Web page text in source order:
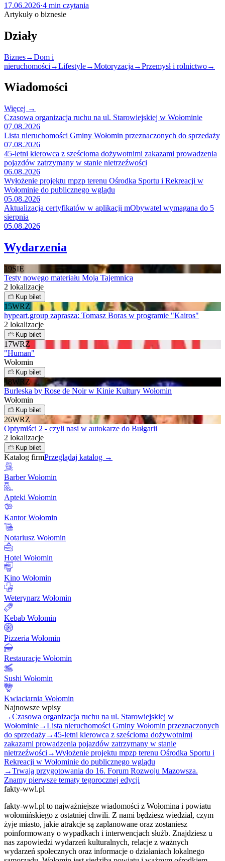
17.06.2026·4 min czytania
Artykuły o biznesie
Działy
Biznes→Dom i
nieruchomości →Lifestyle→Motoryzacja →Przemysł i rolnictwo→
Wiadomości
Więcej →
Czasowa organizacja ruchu na ul. Starowiejskiej w Wołominie
07.08.2026
Lista nieruchomości Gminy Wołomin przeznaczonych do sprzedaży
07.08.2026
45-letni kierowca z sześcioma dożywotnimi zakazami prowadzenia
pojazdów zatrzymany w stanie nietrzeźwości
06.08.2026
Wyłożenie projektu mpzp terenu Ośrodka Sportu i Rekreacji w
Wołominie do publicznego wglądu
05.08.2026
Aktualizacja certyfikatów w aplikacji mObywatel wymagana do 5
sierpnia
05.08.2026
Wydarzenia
19SIE
Testy nowego materiału Moja Tajemnica
2 lokalizacje
Kup bilet
15WRZ
hypeart.group zaprasza: Tomasz Boras w programie "Kairos"
2 lokalizacje
Kup bilet
17WRZ
"Human"
Wołomin
Kup bilet
18WRZ
Burleska by Rose de Noir w Kinie Kultury Wołomin
Wołomin
Kup bilet
26WRZ
Optymiści 2 - czyli nasi w autokarze do Bułgarii
2 lokalizacje
Kup bilet
Katalog firmPrzeglądaj katalog →
Barber Wołomin
Apteki Wołomin
Kantor Wołomin
Notariusz Wołomin
Hotel Wołomin
Kino Wołomin
Weterynarz Wołomin
Kebab Wołomin
Pizzeria Wołomin
Restauracje Wołomin
Sushi Wołomin
Kwiaciarnia Wołomin
Najnowsze wpisy
→Czasowa organizacja ruchu na ul. Starowiejskiej w
Wołominie→Lista nieruchomości Gminy Wołomin przeznaczonych
do sprzedaży→45-letni kierowca z sześcioma dożywotnimi
zakazami prowadzenia pojazdów zatrzymany w stanie
nietrzeźwości →Wyłożenie projektu mpzp terenu Ośrodka Sportu i
Rekreacji w Wołominie do publicznego wglądu
→Trwają przygotowania do 16. Forum Rozwoju Mazowsza.
Znamy pierwsze tematy tegorocznej edycji
fakty-wwl.pl
fakty-wwl.pl to najważniejsze wiadomości z Wołomina i powiatu
wołomińskiego z ostatniej chwili. Z nami będziesz wiedział, czym
żyje miasto, jakie atrakcje są zaplanowane oraz zostaniesz
poinformowany o wypadkach i interwencjach służb. Znajdziesz u
nas zapowiedzi wydarzeń kulturalnych, relacje z ważnych
wydarzeń społecznych oraz informacje o działaniach lokalnego